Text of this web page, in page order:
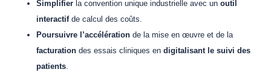
Simplifier la convention unique industrielle avec un outil
interactif de calcul des coûts.
Poursuivre l’accélération de la mise en œuvre et de la
facturation des essais cliniques en digitalisant le suivi des
patients